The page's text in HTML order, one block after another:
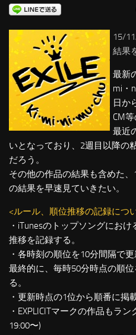
15/
結果
最新
mi・
日か
CM
最近
いとなっており、2週目以降の
だろう。
その他の作品の結果も含めた
の結果を早速見ていきたい。
<ルール、順位推移の記録につ
・iTunesのトップソングにお
推移を記録する。
・各時刻の順位を10分間隔で更
最終的に、毎時50分時点の順
る。
・更新時点の1位から順番に掲
・EXPLICITマークの作品もラ
19:00〜)